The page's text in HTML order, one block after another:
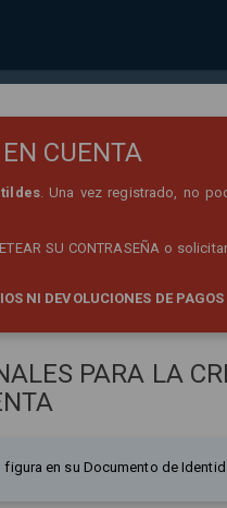
CUENTA
tildes. Una vez registrado, no
SU CONTRASEÑA o
NI DEVOLUCIONES DE
PARA LA
en su Documento de